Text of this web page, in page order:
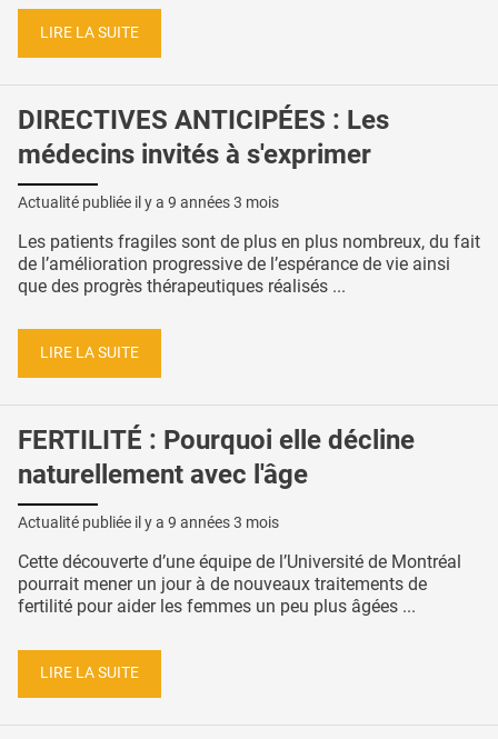
LIRE LA SUITE
DIRECTIVES ANTICIPÉES : Les
médecins invités à s'exprimer
Actualité publiée il y a 9 années 3 mois
Les patients fragiles sont de plus en plus nombreux, du fait
de l’amélioration progressive de l’espérance de vie ainsi
que des progrès thérapeutiques réalisés ...
LIRE LA SUITE
FERTILITÉ : Pourquoi elle décline
naturellement avec l'âge
Actualité publiée il y a 9 années 3 mois
Cette découverte d’une équipe de l’Université de Montréal
pourrait mener un jour à de nouveaux traitements de
fertilité pour aider les femmes un peu plus âgées ...
LIRE LA SUITE